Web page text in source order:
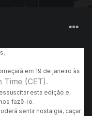
em 19 de janeiro às
Time (CET).
esta edição e,
fazê-lo.
sentir nostalgia, caçar